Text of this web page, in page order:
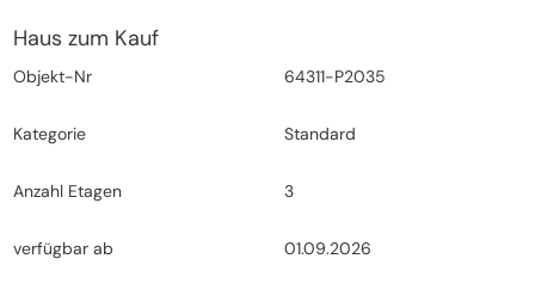
Haus zum Kauf
Objekt-Nr 64311-P2035
Kategorie Standard
Anzahl Etagen 3
verfügbar ab 01.09.2026